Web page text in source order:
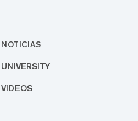
NOTICIAS
UNIVERSITY
VIDEOS